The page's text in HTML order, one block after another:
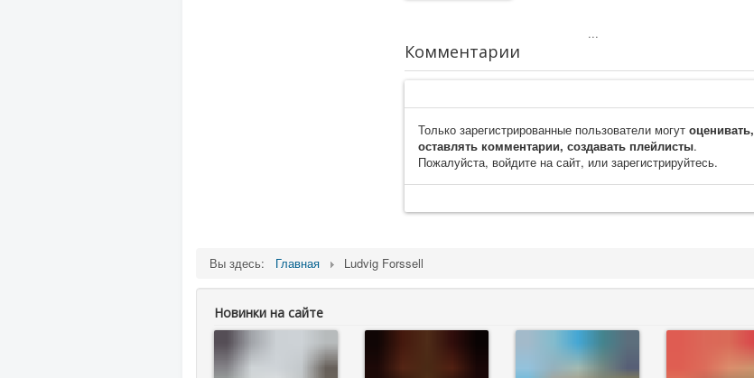
...
Комментарии
Только зарегистрированные пользователи могутоценивать,
оставлять комментарии, создавать плейлисты.
Пожалуйста, войдите на сайт, или зарегистрируйтесь.
Вы здесь: Главная Ludvig Forssell
Новинки на сайте